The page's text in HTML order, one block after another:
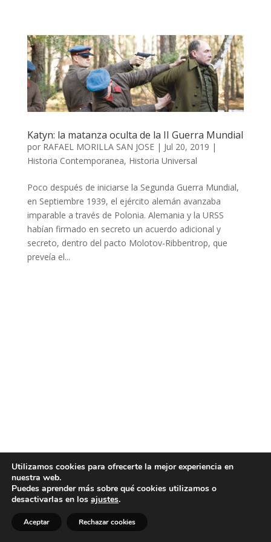
Katyn: la matanza oculta de la II Guerra Mundial
por RAFAEL MORILLA SAN JOSE| Jul 20, 2019 |
Historia Contemporanea, Historia Universal
Poco después de iniciarse la Segunda Guerra Mundial,
en Septiembre 1939, el ejército alemán avanzaba
imparable a través de Polonia. Alemania y la URSS
habían firmado en secreto un acuerdo adicional y
secreto, dentro del pacto Molotov-Ribbentrop, que
preveía el...
Utilizamos cookies para ofrecerte la mejor experiencia en
nuestra web.
Puedes aprender más sobre qué cookies utilizamos o
desactivarlas en los ajustes.
Aceptar Rechazar cookies